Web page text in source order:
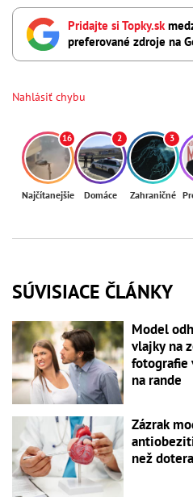
Pridajte si Topky.sk
preferované zdroje na
Nahlásiť chybu
16
Najčítanejšie
2
Domáce
3
Zahraničné
SÚVISIACE ČLÁNKY
Model
vlajky na
fotografie
na rande
Zázrak
než